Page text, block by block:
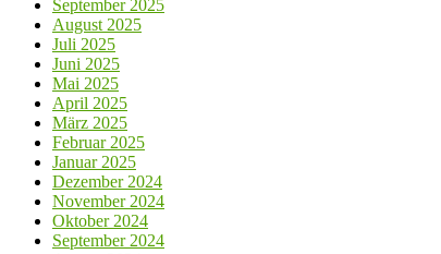
September 2025
August 2025
Juli 2025
Juni 2025
Mai 2025
April 2025
März 2025
Februar 2025
Januar 2025
Dezember 2024
November 2024
Oktober 2024
September 2024